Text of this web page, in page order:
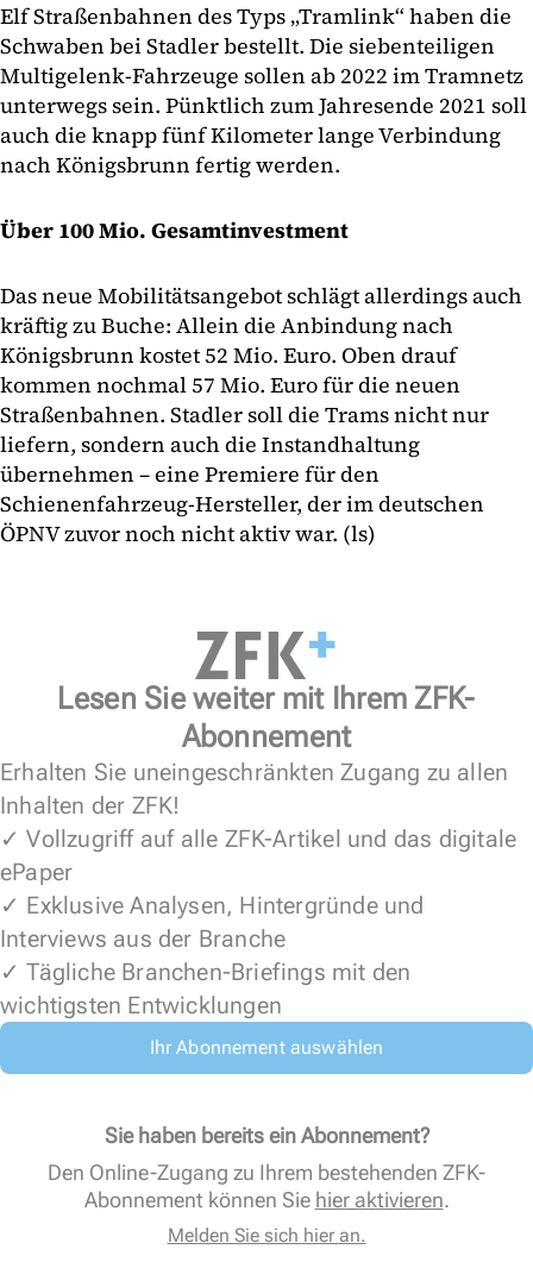
Elf Straßenbahnen des Typs „Tramlink“ haben die
Schwaben bei Stadler bestellt. Die siebenteiligen
Multigelenk-Fahrzeuge sollen ab 2022 im Tramnetz
unterwegs sein. Pünktlich zum Jahresende 2021 soll
auch die knapp fünf Kilometer lange Verbindung
nach Königsbrunn fertig werden.
Über 100 Mio. Gesamtinvestment
Das neue Mobilitätsangebot schlägt allerdings auch
kräftig zu Buche: Allein die Anbindung nach
Königsbrunn kostet 52 Mio. Euro. Oben drauf
kommen nochmal 57 Mio. Euro für die neuen
Straßenbahnen. Stadler soll die Trams nicht nur
liefern, sondern auch die Instandhaltung
übernehmen – eine Premiere für den
Schienenfahrzeug-Hersteller, der im deutschen
ÖPNV zuvor noch nicht aktiv war. (ls)
Lesen Sie weiter mit Ihrem ZFK-
Abonnement
Erhalten Sie uneingeschränkten Zugang zu allen
Inhalten der ZFK!
✓ Vollzugriff auf alle ZFK-Artikel und das digitale
ePaper
✓ Exklusive Analysen, Hintergründe und
Interviews aus der Branche
✓ Tägliche Branchen-Briefings mit den
wichtigsten Entwicklungen
Ihr Abonnement auswählen
Sie haben bereits ein Abonnement?
Den Online-Zugang zu Ihrem bestehenden ZFK-
Abonnement können Sie hier aktivieren.
Melden Sie sich hier an.